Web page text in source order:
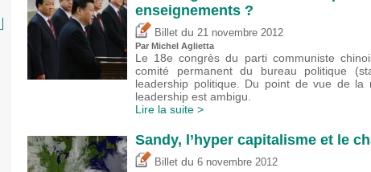
enseignements ?
Billet du 21 novembre 2012
Par Michel Aglietta
Le 18e congrès du parti communiste
comité permanent du bureau politique
leadership politique. Du point de vue de
leadership est ambigu.
Lire la suite >
Sandy, l’hyper capitalisme et le
Billet du 6 novembre 2012